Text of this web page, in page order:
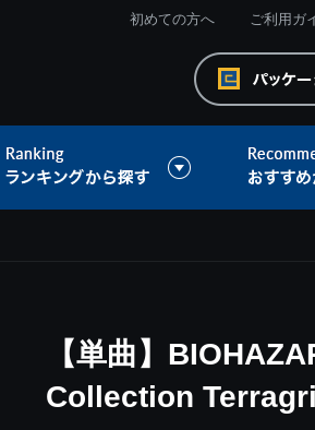
初めての方へ ご利用ガ
【単曲】
Collection